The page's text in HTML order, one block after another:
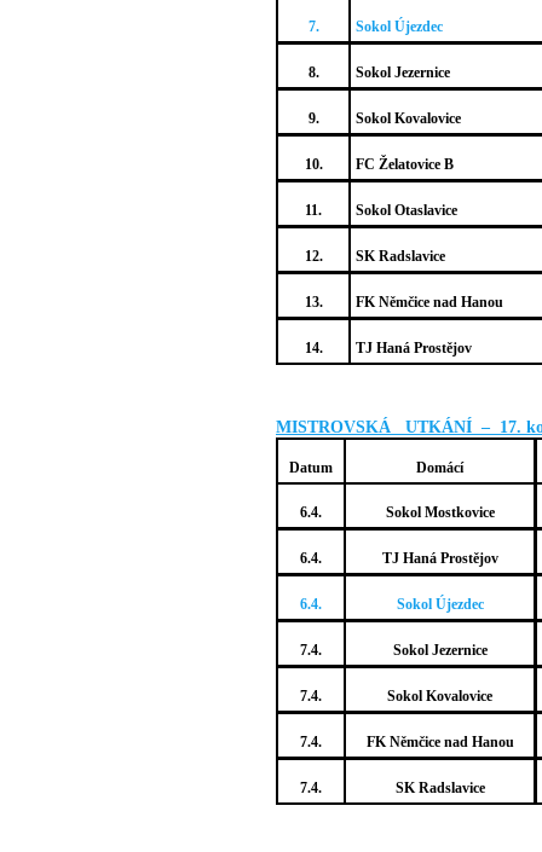
7. Sokol Újezdec
8. Sokol Jezernice
9. Sokol Kovalovice
10. FC Želatovice B
11. Sokol Otaslavice
12. SK Radslavice
13. FK Němčice nad Hanou
14. TJ Haná Prostějov
MISTROVSKÁ UTKÁNÍ – 17.
Datum Domácí
6.4. Sokol Mostkovice
6.4. TJ Haná Prostějov
6.4. Sokol Újezdec
7.4. Sokol Jezernice
7.4. Sokol Kovalovice
7.4. FK Němčice nad Hanou
7.4. SK Radslavice